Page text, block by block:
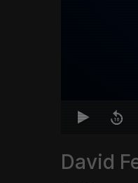
David